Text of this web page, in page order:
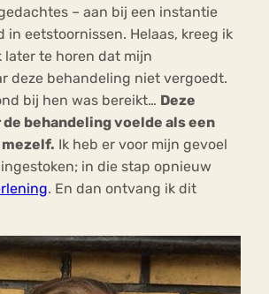
– aan bij een instantie
in eetstoornissen. Helaas, kreeg ik
later te horen dat mijn
deze behandeling niet vergoedt.
bij hen was bereikt… Deze
behandeling voelde als een
Ik heb er voor mijn gevoel
in die stap opnieuw
. En dan ontvang ik dit